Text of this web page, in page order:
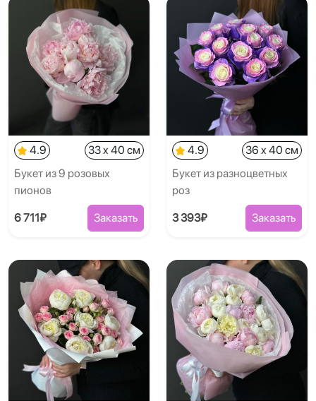
4.9
33 x 40 см
Букет из 9 розовых
пионов
6 711₽ Заказать
4.9
36 x 40 см
Букет из разноцветных
роз
3 393₽ Заказать